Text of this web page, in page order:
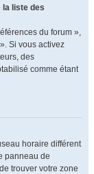
la liste des
du forum »,
Si vous activez
des
comme étant
horaire différent
panneau de
trouver votre zone